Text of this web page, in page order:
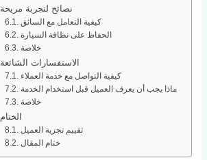
نصائح لتجربة مريحة
كيفية التعامل مع السائق
الحفاظ على نظافة السيارة
خلاصة
الاستفسارات الشائعة
كيفية التواصل مع خدمة العملاء
ماذا يجب أن يعرف العميل قبل استخدام الخدمة
خلاصة
الختام
تقييم تجربة العميل
ختام المقال